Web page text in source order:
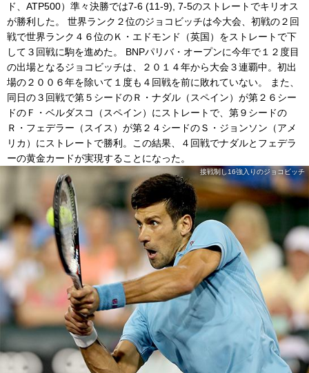
ド、ATP500）準々決勝では7-6 (11-9), 7-5のストレートでキリオス
が勝利した。 世界ランク２位のジョコビッチは今大会、初戦の２回
戦で世界ランク４６位のＫ・エドモンド（英国）をストレートで下
して３回戦に駒を進めた。 BNPパリバ・オープンに今年で１２度目
の出場となるジョコビッチは、２０１４年から大会３連覇中。初出
場の２００６年を除いて１度も４回戦を前に敗れていない。 また、
同日の３回戦で第５シードのＲ・ナダル（スペイン）が第２６シー
ドのＦ・ベルダスコ（スペイン）にストレートで、第９シードの
Ｒ・フェデラー（スイス）が第２４シードのＳ・ジョンソン（アメ
リカ）にストレートで勝利。この結果、４回戦でナダルとフェデラ
ーの黄金カードが実現することになった。
接戦制し16強入りのジョコビッチ